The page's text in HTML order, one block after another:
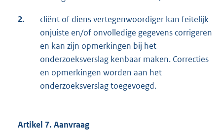
2.
cliënt of diens vertegenwoordiger kan feitelijk
onjuiste en/of onvolledige gegevens corrigeren
en kan zijn opmerkingen bij het
onderzoeksverslag kenbaar maken. Correcties
en opmerkingen worden aan het
onderzoeksverslag toegevoegd.
Artikel 7. Aanvraag